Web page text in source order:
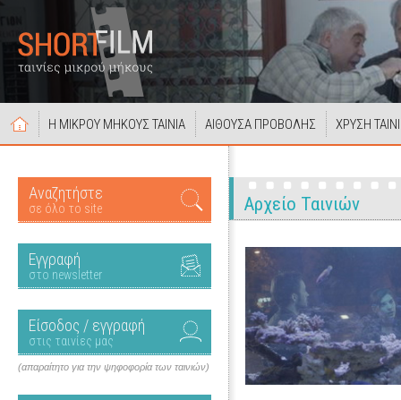
Η ΜΙΚΡΟΥ ΜΗΚΟΥΣ ΤΑΙΝΙΑ ΑΙΘΟΥΣΑ ΠΡΟΒΟΛΗΣ ΧΡΥΣΗ
Αναζητήστε
σε όλο το site
Εγγραφή
στο newsletter
Είσοδος / εγγραφή
στις ταινίες μας
(απαραίτητο για την ψηφοφορία των ταινιών)
Αρχείο Ταινιών